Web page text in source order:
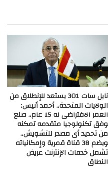
نايل سات 301 يستعد للإنطلاق من
الولايات المتحدة.. أحمد أنيس:
العمر الافتراضى له 15 عام.. صنع
وفق تكنولوجيا متقدمه تمكنه
من تحديد أى مصدر للتشويش..
ويضم 38 قناة قمرية وإمكانياته
تشمل خدمات الإنترنت عريض
النطاق